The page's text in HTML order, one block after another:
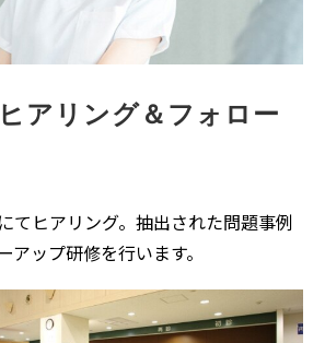
アリング＆フォロー
てヒアリング。抽出された問題事例
アップ研修を行います。